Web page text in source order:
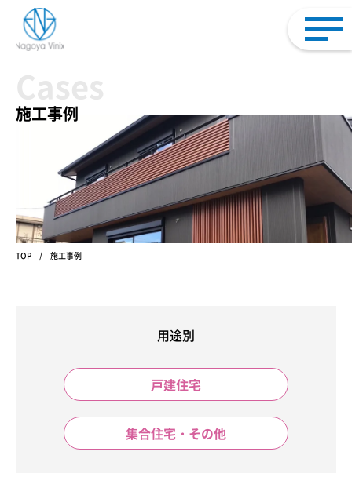
施工事例
TOP 施工事例
用途別
戸建住宅
集合住宅・その他